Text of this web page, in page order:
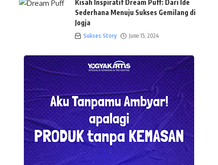
Kisah Inspiratif Dream Puff: Dari Ide
Sederhana Menuju Sukses Gemilang di
Jogja
Sukses Story June 15, 2024